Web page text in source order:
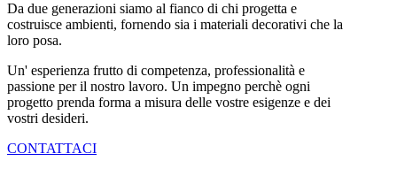
Da due generazioni siamo al fianco di chi progetta e
costruisce ambienti, fornendo sia i materiali decorativi che la
loro posa.
Un' esperienza frutto di competenza, professionalità e
passione per il nostro lavoro. Un impegno perchè ogni
progetto prenda forma a misura delle vostre esigenze e dei
vostri desideri.
CONTATTACI